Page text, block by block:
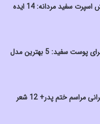
لباس مجلسی با کفش اسپرت سفید مردانه: 14 ایده
رنگ پیراهن مردانه برای پوست سفید: 5 بهترین مدل
24 بهترین متن سخنرانی مراسم ختم پدر+ 12 شعر